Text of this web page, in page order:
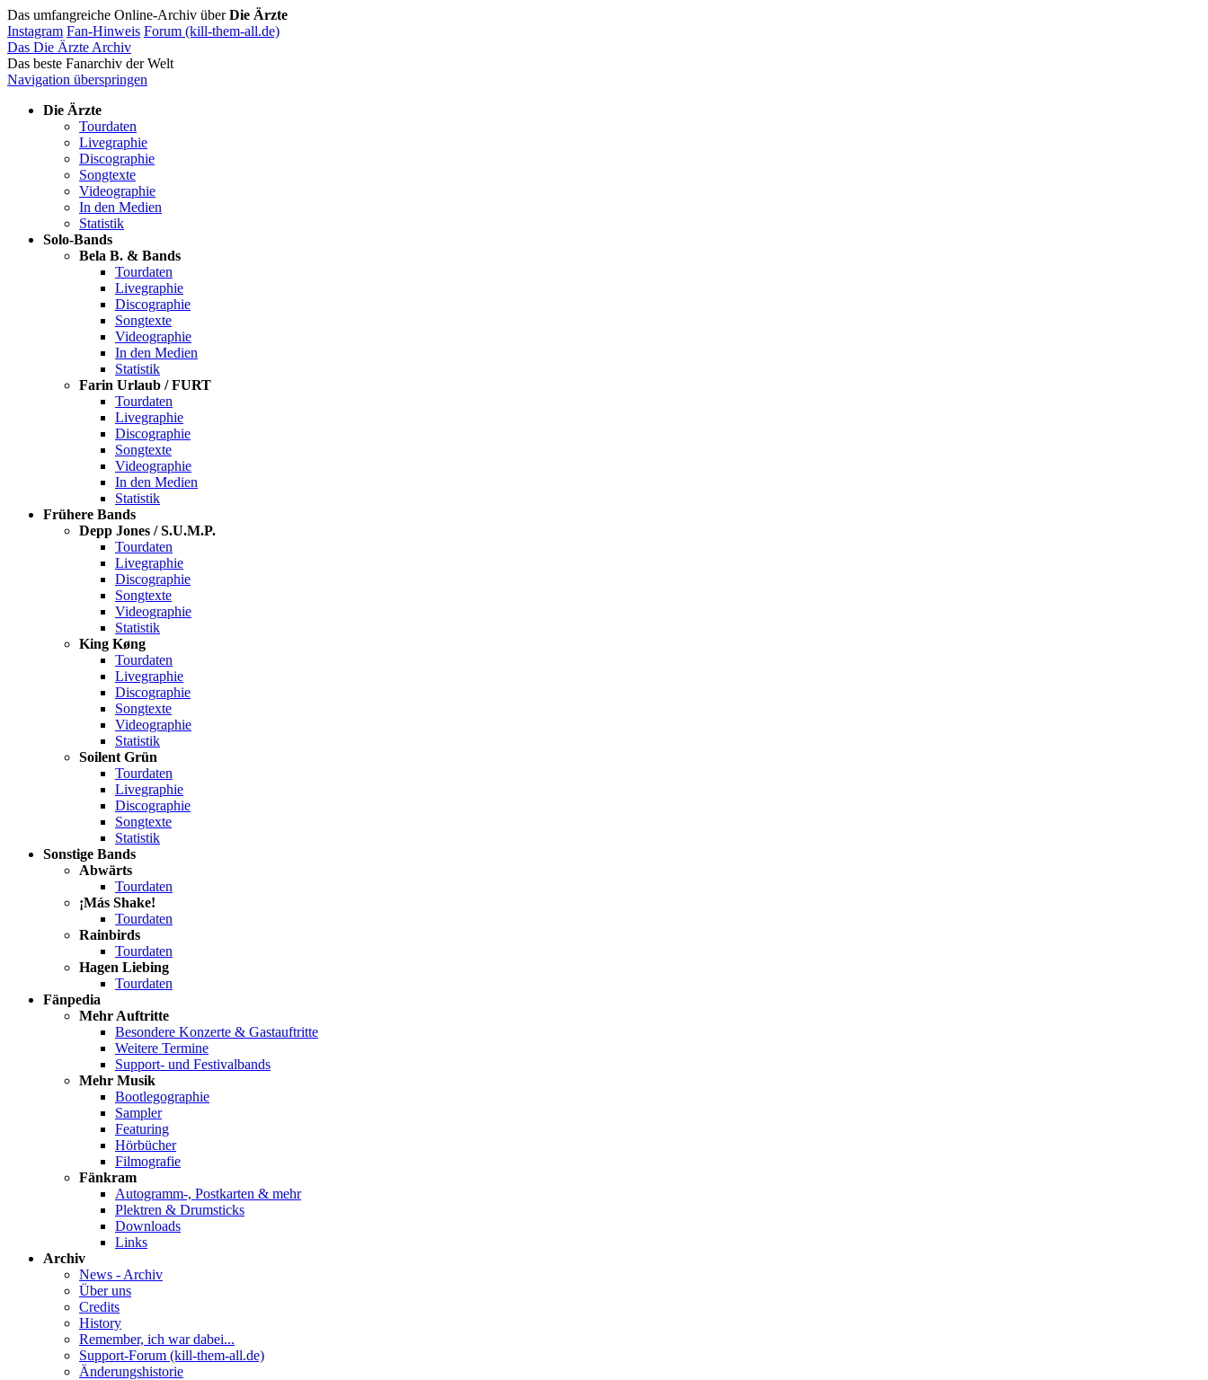
Das umfangreiche Online-Archiv überDie Ärzte
Instagram Fan-Hinweis Forum (kill-them-all.de)
Das Die Ärzte Archiv
Das beste Fanarchiv der Welt
Navigation überspringen
Die Ärzte
Tourdaten
Livegraphie
Discographie
Songtexte
Videographie
In den Medien
Statistik
Solo-Bands
Bela B. & Bands
Tourdaten
Livegraphie
Discographie
Songtexte
Videographie
In den Medien
Statistik
Farin Urlaub / FURT
Tourdaten
Livegraphie
Discographie
Songtexte
Videographie
In den Medien
Statistik
Frühere Bands
Depp Jones / S.U.M.P.
Tourdaten
Livegraphie
Discographie
Songtexte
Videographie
Statistik
King Køng
Tourdaten
Livegraphie
Discographie
Songtexte
Videographie
Statistik
Soilent Grün
Tourdaten
Livegraphie
Discographie
Songtexte
Statistik
Sonstige Bands
Abwärts
Tourdaten
¡Más Shake!
Tourdaten
Rainbirds
Tourdaten
Hagen Liebing
Tourdaten
Fänpedia
Mehr Auftritte
Besondere Konzerte & Gastauftritte
Weitere Termine
Support- und Festivalbands
Mehr Musik
Bootlegographie
Sampler
Featuring
Hörbücher
Filmografie
Fänkram
Autogramm-, Postkarten & mehr
Plektren & Drumsticks
Downloads
Links
Archiv
News - Archiv
Über uns
Credits
History
Remember, ich war dabei...
Support-Forum (kill-them-all.de)
Änderungshistorie